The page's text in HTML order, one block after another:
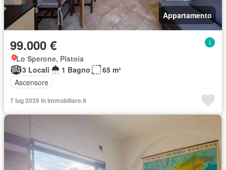
Appartamento
99.000 €
Lo Sperone, Pistoia
3 Locali
1 Bagno
65 m²
Ascensore
7 lug 2026 in Immobiliare.it